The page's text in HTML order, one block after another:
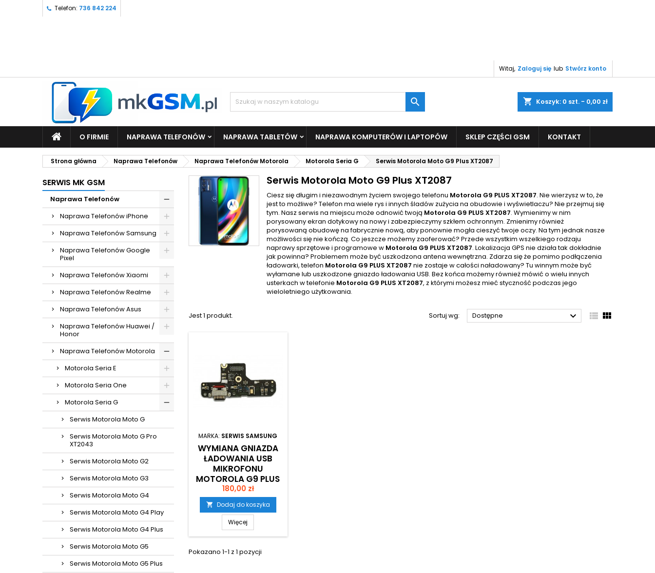
Telefon: 736 842 224
Witaj, Zaloguj się lub Stwórz konto
shopping_cart Koszyk: 0 szt. - 0,00 zł

O FIRMIE NAPRAWA TELEFONÓW NAPRAWA TABLETÓW NAPRAWA KOMPUTERÓW I LAPTOPÓW SKLEP CZĘŚCI GSM KONTAKT
Strona główna Naprawa Telefonów Naprawa Telefonów Motorola Motorola Seria G Serwis Motorola Moto G9 Plus XT2087
SERWIS MK GSM
Naprawa Telefonów
Naprawa Telefonów iPhone
Naprawa Telefonów Samsung
Naprawa Telefonów Google
Pixel
Naprawa Telefonów Xiaomi
Naprawa Telefonów Realme
Naprawa Telefonów Asus
Naprawa Telefonów Huawei /
Honor
Naprawa Telefonów Motorola
Motorola Seria E
Motorola Seria One
Motorola Seria G
Serwis Motorola Moto G
Serwis Motorola Moto G Pro
XT2043
Serwis Motorola Moto G2
Serwis Motorola Moto G3
Serwis Motorola Moto G4
Serwis Motorola Moto G4 Play
Serwis Motorola Moto G4 Plus
Serwis Motorola Moto G5
Serwis Motorola Moto G5 Plus
Serwis Motorola Moto G9 Plus XT2087
Ciesz się długim i niezawodnym życiem swojego telefonu Motorola G9 PLUS XT2087. Nie wierzysz w to, że
jest to możliwe? Telefon ma wiele rys i innych śladów zużycia na obudowie i wyświetlaczu? Nie przejmuj się
tym. Nasz serwis na miejscu może odnowić twoją Motorola G9 PLUS XT2087. Wymienimy w nim
porysowany ekran dotykowy na nowy i zabezpieczymy szkłem ochronnym. Zmienimy również
porysowaną obudowę na fabrycznie nową, aby ponownie mogła cieszyć twoje oczy. Na tym jednak nasze
możliwości się nie kończą. Co jeszcze możemy zaoferować? Przede wszystkim wszelkiego rodzaju
naprawy sprzętowe i programowe w Motorola G9 PLUS XT2087. Lokalizacja GPS nie działa tak dokładnie
jak powinna? Problemem może być uszkodzona antena wewnętrzna. Zdarza się że pomimo podłączenia
ładowarki, telefon Motorola G9 PLUS XT2087 nie zostaje w całości naładowany? Tu winnym może być
wyłamane lub uszkodzone gniazdo ładowania USB. Bez końca możemy również mówić o wielu innych
usterkach w telefonie Motorola G9 PLUS XT2087, z którymi możesz mieć styczność podczas jego
wieloletniego użytkowania.
Jest 1 produkt. Sortuj wg: Dostępne   
MARKA: SERWIS SAMSUNG
WYMIANA GNIAZDA
ŁADOWANIA USB
MIKROFONU
MOTOROLA G9 PLUS
XT2087
Cena
180,00 zł
 Dodaj do koszyka
Więcej
Pokazano 1-1 z 1 pozycji